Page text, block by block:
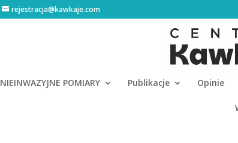
rejestracja@kawkaje.com
NIEINWAZYJNE POMIARY Publikacje Opinie